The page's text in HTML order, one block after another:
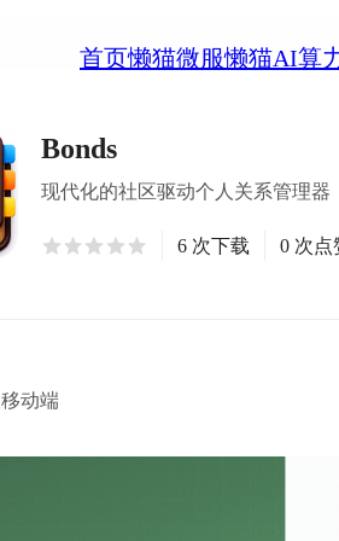
首页懒猫微服懒猫AI算
Bonds
现代化的社区驱动个人关系管理
6 次下载 0 次点
移动端